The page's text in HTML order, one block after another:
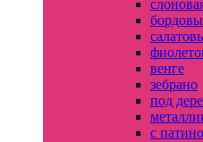
венге
зебрано
под
с